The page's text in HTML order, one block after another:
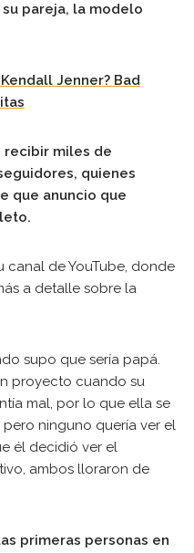
pareja, la modelo
Jenner? Bad
recibir miles de
quienes
que anuncio que
canal de YouTube, donde
a detalle sobre la
supo que sería papá.
proyecto cuando su
mal, por lo que ella se
ninguno quería ver el
él decidió ver el
ambos lloraron de
primeras personas en